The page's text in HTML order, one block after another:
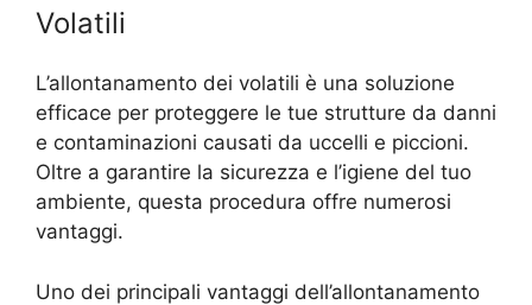
Volatili
L’allontanamento dei volatili è una soluzione
efficace per proteggere le tue strutture da danni
e contaminazioni causati da uccelli e piccioni.
Oltre a garantire la sicurezza e l’igiene del tuo
ambiente, questa procedura offre numerosi
vantaggi.
Uno dei principali vantaggi dell’allontanamento